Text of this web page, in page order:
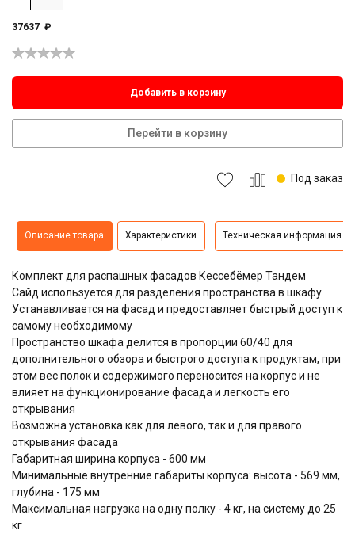
37637 ₽
Добавить в корзину
Перейти в корзину
Под заказ
Описание товара Характеристики Техническая информация
Комплект для распашных фасадов Кессебёмер Тандем
Сайд используется для разделения пространства в шкафу
Устанавливается на фасад и предоставляет быстрый доступ к
самому необходимому
Пространство шкафа делится в пропорции 60/40 для
дополнительного обзора и быстрого доступа к продуктам, при
этом вес полок и содержимого переносится на корпус и не
влияет на функционирование фасада и легкость его
открывания
Возможна установка как для левого, так и для правого
открывания фасада
Габаритная ширина корпуса - 600 мм
Минимальные внутренние габариты корпуса: высота - 569 мм,
глубина - 175 мм
Максимальная нагрузка на одну полку - 4 кг, на систему до 25
кг